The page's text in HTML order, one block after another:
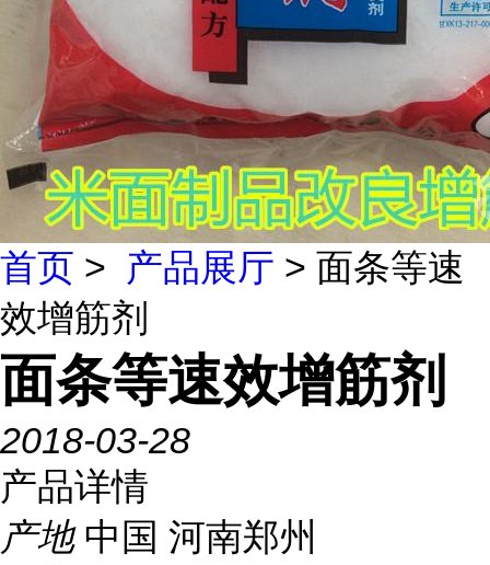
首页 > 产品展厅 > 面条等速
效增筋剂
面条等速效增筋剂
2018-03-28
产品详情
产地 中国 河南郑州